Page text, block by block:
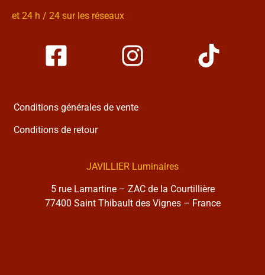
et 24 h / 24 sur les réseaux
Conditions générales de vente
Conditions de retour
JAVILLIER Luminaires
5 rue Lamartine – ZAC de la Courtillière
77400 Saint Thibault des Vignes – France